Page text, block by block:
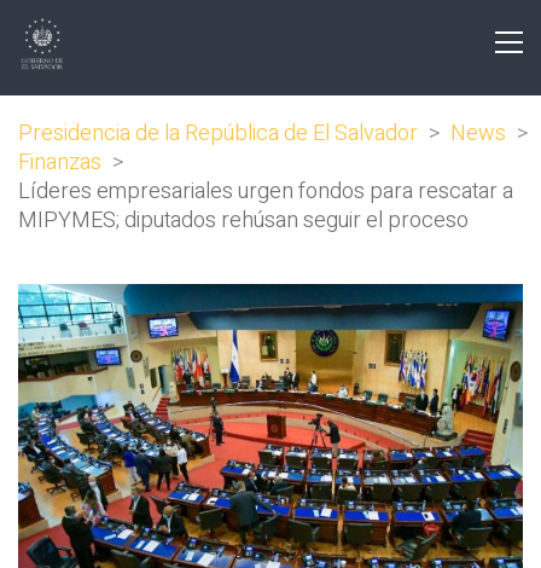
Presidencia de la República de El Salvador > News >
Finanzas >
Líderes empresariales urgen fondos para rescatar a
MIPYMES; diputados rehúsan seguir el proceso